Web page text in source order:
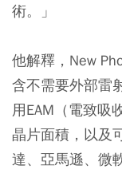
術。」
他解釋，New
含不需要外部雷
用EAM（電致吸
晶片面積，以及
達、亞馬遜、微